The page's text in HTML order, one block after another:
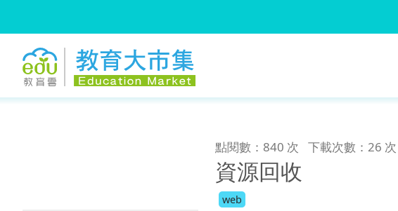
點閱數：840 次 下載次數：26 次
資源回收
web